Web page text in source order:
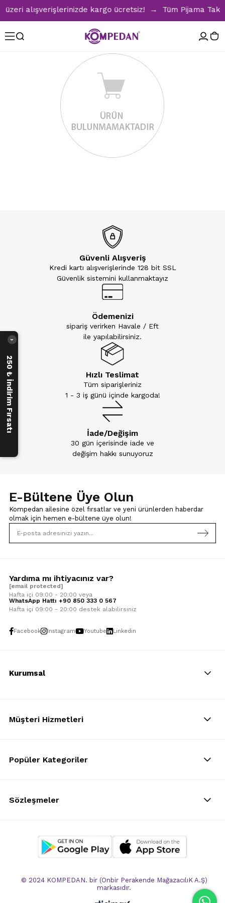
alışverişlerinizde kargo ücretsiz! → Tüm Pijama
Güvenli Alışveriş
Kredi kartı alışverişlerinde 128 bit SSL
Güvenlik sistemini kullanmaktayız
Ödemenizi
sipariş verirken Havale / Eft
ile yapılabilirsiniz.
Hızlı Teslimat
Tüm siparişleriniz
1 - 3 iş günü içinde kargoda!
İade/Değişim
30 gün içerisinde iade ve
değişim hakkı sunuyoruz
E-Bültene Üye Olun
Kompedan ailesine özel fırsatlar ve yeni ürünlerden haberdar
olmak için hemen e-bültene üye olun!
Yardıma mı ihtiyacınız var?
[email protected]
Hafta içi 09:00 - 20:00 veya
WhatsApp Hattı +90 850 333 0 567
Hafta içi 09:00 - 20:00 destek alabilirsiniz
Facebook Instagram Youtube Linkedin
Kurumsal
Müşteri Hizmetleri
Popüler Kategoriler
Sözleşmeler
© 2024 KOMPEDAN. bir (Onbir Perakende MağazacılıK A.Ş)
markasıdır.
250 ₺ İndirim Fırsatı
›